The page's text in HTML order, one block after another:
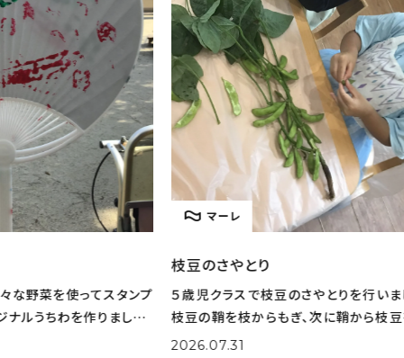
ンプ
た。
マーレ
５歳児クラスで枝豆のさやとりを行いました。 まずは
枝豆の鞘を枝からもぎ、次に鞘から枝豆を出してくれ
ました。 大量の鞘から豆を一生懸命取り出してくれま
とう
りた